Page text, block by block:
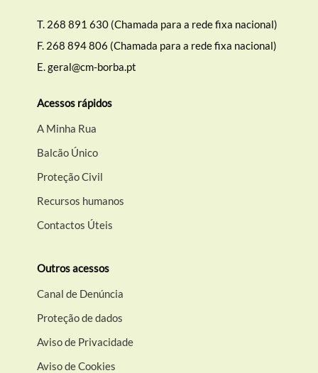
T. 268 891 630 (Chamada para a rede fixa nacional)
F. 268 894 806 (Chamada para a rede fixa nacional)
E.geral@cm-borba.pt
Acessos rápidos
A Minha Rua
Balcão Único
Proteção Civil
Recursos humanos
Contactos Úteis
Outros acessos
Canal de Denúncia
Proteção de dados
Aviso de Privacidade
Aviso de Cookies